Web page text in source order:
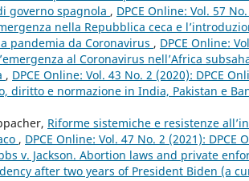
governo spagnola , DPCE Online: Vol. 57
nella Repubblica ceca e
pandemia da Coronavirus , DPCE Online:
al Coronavirus nell’Africa
, DPCE Online: Vol. 43 No. 2 (2020): DPCE
diritto e normazione in India, Pakistan e
Riforme sistemiche e resistenze
, DPCE Online: Vol. 47 No. 2 (2021): DPCE
v. Jackson. Abortion laws and private
after two years of President Biden (a